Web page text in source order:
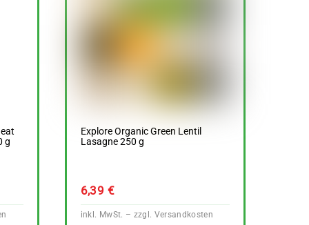
g
Explore Organic Green Lentil
Lasagne 250 g
6,39 €